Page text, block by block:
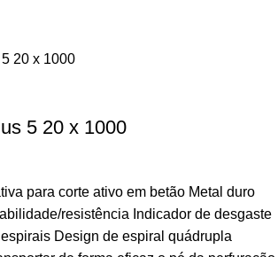
5 20 x 1000
para corte ativo em betão Metal duro
resistência Indicador de desgaste
Design de espiral quádrupla